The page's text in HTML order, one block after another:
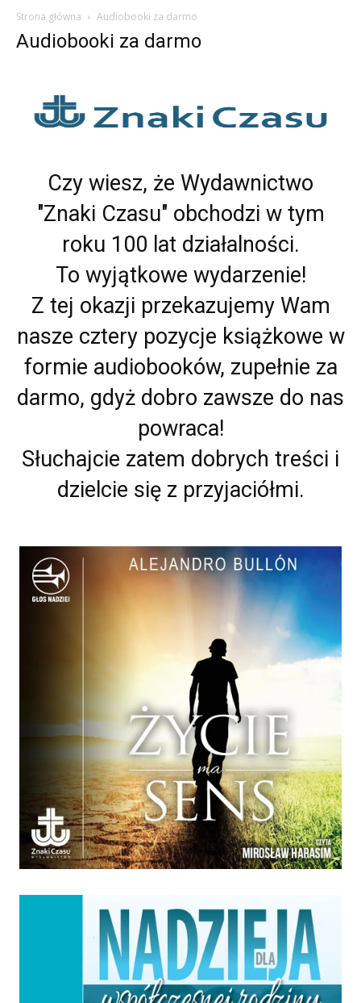
Strona główna Audiobooki za darmo
Audiobooki za darmo
Czy wiesz, że Wydawnictwo
"Znaki Czasu" obchodzi w tym
roku 100 lat działalności.
To wyjątkowe wydarzenie!
Z tej okazji przekazujemy Wam
nasze cztery pozycje książkowe w
formie audiobooków, zupełnie za
darmo, gdyż dobro zawsze do nas
powraca!
Słuchajcie zatem dobrych treści i
dzielcie się z przyjaciółmi.